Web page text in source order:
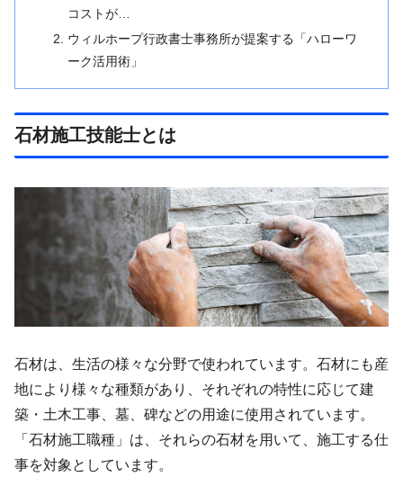
コストが…
ウィルホープ行政書士事務所が提案する「ハローワ
ーク活用術」
石材施工技能士とは
石材は、生活の様々な分野で使われています。石材にも産
地により様々な種類があり、それぞれの特性に応じて建
築・土木工事、墓、碑などの用途に使用されています。
「石材施工職種」は、それらの石材を用いて、施工する仕
事を対象としています。